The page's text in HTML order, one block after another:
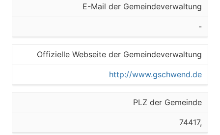
E-Mail der Gemeindeverwaltung
-
Offizielle Webseite der Gemeindeverwaltung
http://www.gschwend.de
PLZ der Gemeinde
74417,